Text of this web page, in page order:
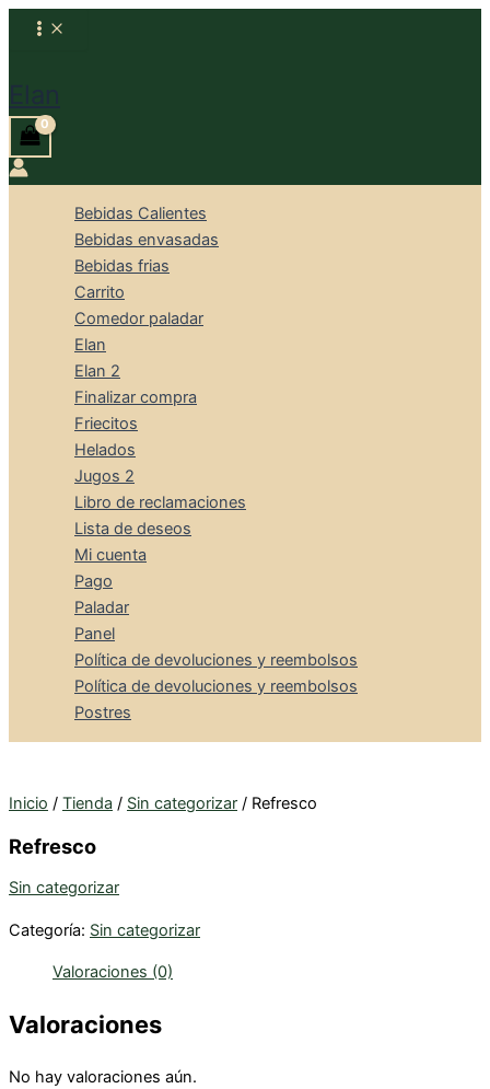
Bebidas Calientes
Bebidas envasadas
Bebidas frias
Carrito
Comedor paladar
Elan
Elan 2
Finalizar compra
Friecitos
Helados
Jugos 2
Libro de reclamaciones
Lista de deseos
Mi cuenta
Pago
Paladar
Panel
Política de devoluciones y reembolsos
Política de devoluciones y reembolsos
Postres
Inicio / Tienda / Sin categorizar / Refresco
Refresco
Sin categorizar
Categoría: Sin categorizar
Valoraciones (0)
Valoraciones
No hay valoraciones aún.